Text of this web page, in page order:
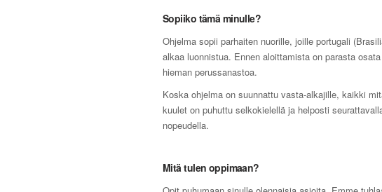
Sopiiko tämä minulle?
Ohjelma sopii parhaiten nuorille, joille portugali
alkaa luonnistua. Ennen aloittamista on parasta osata
hieman perussanastoa.
Koska ohjelma on suunnattu vasta-alkajille, kaikki
kuulet on puhuttu selkokielellä ja helposti
nopeudella.
Mitä tulen oppimaan?